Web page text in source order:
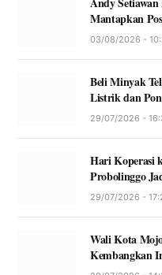
Mantapkan
03/08/2026 -
Beli Minyak
Listrik dan
29/07/2026 -
Hari Koperasi
Probolinggo
29/07/2026 -
Wali Kota
Kembangkan